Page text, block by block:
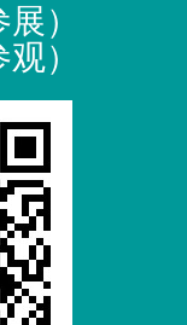
）
）